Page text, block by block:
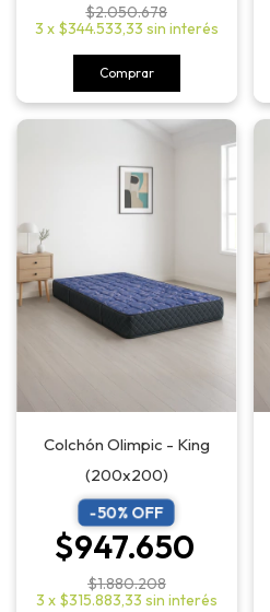
$2.050.678
3 x $344.533,33 sin interés
Comprar
Colchón Olimpic - King
(200x200)
-50% OFF
$947.650
$1.880.208
3 x $315.883,33 sin interés